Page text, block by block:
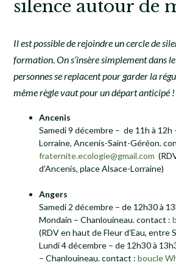
silence autour de
Il est possible de rejoindre un cercle de
formation. On s’insère simplement dans
personnes se replacent pour garder la
même règle vaut pour un départ anticipé !
Ancenis
Samedi 9 décembre – de 11h à 12h
Lorraine, Ancenis-Saint-Géréon.
fraternite.ecologie@gmail.com
d’Ancenis, place Alsace-Lorraine)
Angers
Samedi 2 décembre – de 12h30 à
Mondain – Chanlouineau. contact :
(RDV en haut de Fleur d’Eau, entre
Lundi 4 décembre – de 12h30 à
– Chanlouineau. contact : boucle